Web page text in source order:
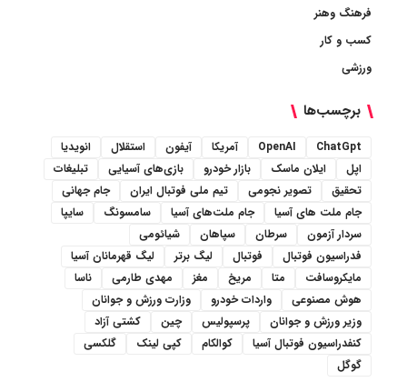
فرهنگ وهنر
کسب و کار
ورزشی
برچسب‌ها
ChatGpt
OpenAI آمریکا آیفون استقلال
انویدیا
اپل
ایلان ماسک بازار خودرو بازی‌های آسیایی
تبلیغات
تحقیق
تصویر نجومی تیم ملی فوتبال ایران
جام جهانی
جام ملت های آسیا
جام ملت‌های آسیا سامسونگ
سایپا
سردار آزمون
سرطان سپاهان
شیائومی
فدراسیون فوتبال
فوتبال لیگ برتر
لیگ قهرمانان آسیا
مایکروسافت
متا مریخ مغز مهدی طارمی
ناسا
هوش مصنوعی
واردات خودرو
وزارت ورزش و جوانان
وزیر ورزش و جوانان
پرسپولیس چین
کشتی آزاد
کنفدراسیون فوتبال آسیا
کوالکام کپی لینک
گلکسی
گوگل